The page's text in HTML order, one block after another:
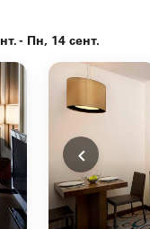
- Пн, 14 сент.